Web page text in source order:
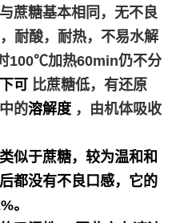
蔗糖基本相同，无不良
，耐酸，耐热，不易水解
100℃加热60min仍不分
下可 比蔗糖低，有还原
的溶解度 ，由机体吸收
似于蔗糖，较为温和和
都没有不良口感，它的
。